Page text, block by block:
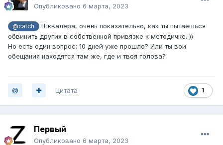
Опубликовано 6 марта, 2023
@catch
Шквалера, очень показательно, как ты пытаешься
обвинить других в собственной привязке к методичке. ))
Но есть один вопрос: 10 дней уже прошло? Или ты вои
обещания находятся там же, где и твоя голова?
1
Цитата
Первый
Опубликовано 6 марта, 2023